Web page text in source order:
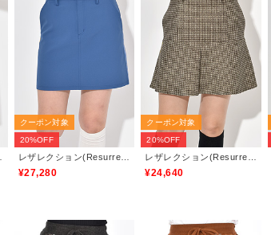
クーポン対象
20%OFF
¥27,280
クーポン対象
20%OFF
¥24,640